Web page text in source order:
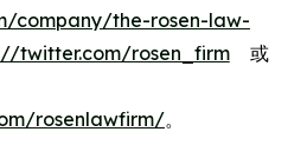
company/the-rosen-law-
twitter.com/rosen_firm或
rosenlawfirm/。